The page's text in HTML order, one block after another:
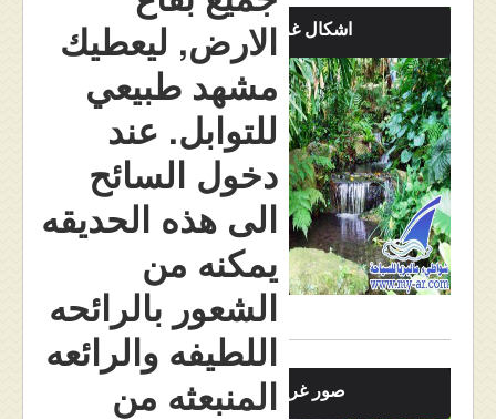
الارض, ليعطيك
مشهد طبيعي
للتوابل. عند
دخول السائح
الى هذه الحديقه
يمكنه من
الشعور بالرائحه
اللطيفه والرائعه
المنبعثه من
اشكال غريبه
صور غريبه